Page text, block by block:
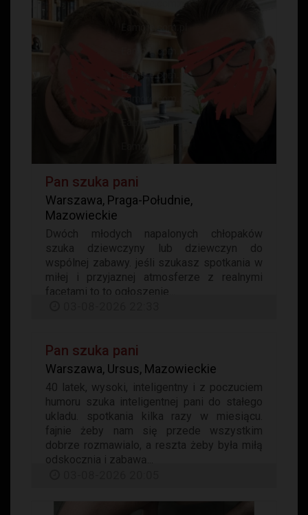
Pan szuka pani
Warszawa, Praga-Południe,
Mazowieckie
Dwóch młodych napalonych chłopaków
szuka dziewczyny lub dziewczyn do
wspólnej zabawy. jeśli szukasz spotkania w
miłej i przyjaznej atmosferze z realnymi
facetami to to ogłoszenie...
Pan szuka pani
Warszawa, Ursus, Mazowieckie
40 latek, wysoki, inteligentny i z poczuciem
humoru szuka inteligentnej pani do stałego
ukladu. spotkania kilka razy w miesiącu.
fajnie żeby nam się przede wszystkim
dobrze rozmawialo, a reszta żeby była miłą
odskocznia i zabawą...